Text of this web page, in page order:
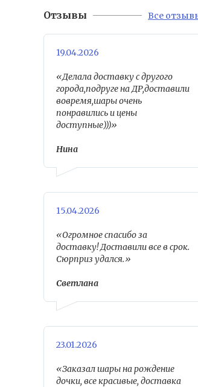
Отзывы Все
19.04.2026
«Делала доставку с другого
города,подруге на ДР,доставили
вовремя,шары очень
понравились и цены
доступные)))»
Нина
15.04.2026
«Огромное спасибо за
доставку! Доставили все в срок.
Сюрприз удался.»
Светлана
23.01.2026
«Заказал шары на рождение
дочки, все красивые, доставка